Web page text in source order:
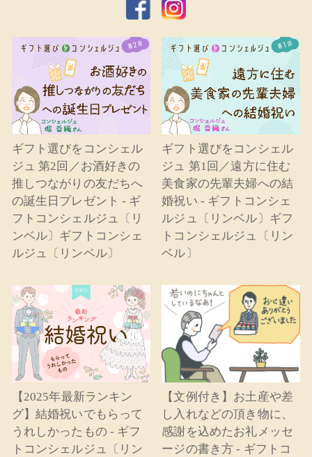
ギフト選びをコンシェル
ジュ 第2回／お酒好きの
推しつながりの友だちへ
の誕生日プレゼント - ギ
フトコンシェルジュ〔リ
ンベル〕ギフトコンシェ
ルジュ〔リンベル〕
ギフト選びをコンシェル
ジュ 第1回／遠方に住む
美食家の先輩夫婦への結
婚祝い - ギフトコンシェ
ルジュ〔リンベル〕ギフ
トコンシェルジュ〔リン
ベル〕
【2025年最新ランキン
グ】結婚祝いでもらって
うれしかったもの - ギフ
トコンシェルジュ〔リン
【文例付き】お土産や差
し入れなどの頂き物に、
感謝を込めたお礼メッセ
ージの書き方 - ギフトコ